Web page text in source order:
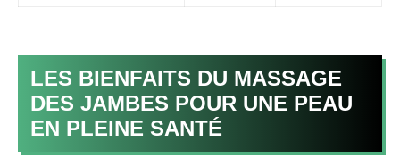
LES BIENFAITS DU MASSAGE
DES JAMBES POUR UNE PEAU
EN PLEINE SANTÉ